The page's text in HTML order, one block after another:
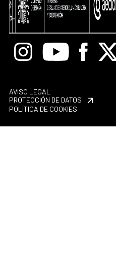
InstagramYoutube Facebook
X
AVISO LEGAL
PROTECCIÓN DE DATOS
POLÍTICA DE COOKIES